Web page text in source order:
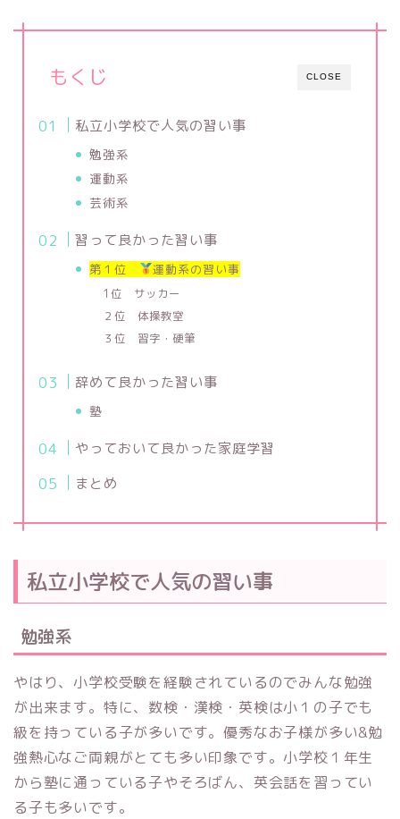
CLOSE
もくじ
私立小学校で人気の習い事
勉強系
運動系
芸術系
習って良かった習い事
第１位 運動系の習い事
1位 サッカー
２位 体操教室
３位 習字・硬筆
辞めて良かった習い事
塾
やっておいて良かった家庭学習
まとめ
私立小学校で人気の習い事
勉強系
やはり、小学校受験を経験されているのでみんな勉強
が出来ます。特に、数検・漢検・英検は小１の子でも
級を持っている子が多いです。優秀なお子様が多い&勉
強熱心なご両親がとても多い印象です。小学校１年生
から塾に通っている子やそろばん、英会話を習ってい
る子も多いです。